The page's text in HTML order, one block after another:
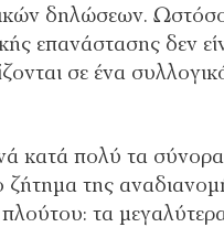
δηλώσεων.
επανάστασης δεν
σε ένα
κατά πολύ τα
της
τα